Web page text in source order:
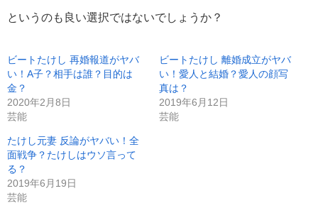
というのも良い選択ではないでしょうか？
ビートたけし 再婚報道がヤバ
い！A子？相手は誰？目的は
金？
2020年2月8日
芸能
ビートたけし 離婚成立がヤバ
い！愛人と結婚？愛人の顔写
真は？
2019年6月12日
芸能
たけし元妻 反論がヤバい！全
面戦争？たけしはウソ言って
る？
2019年6月19日
芸能